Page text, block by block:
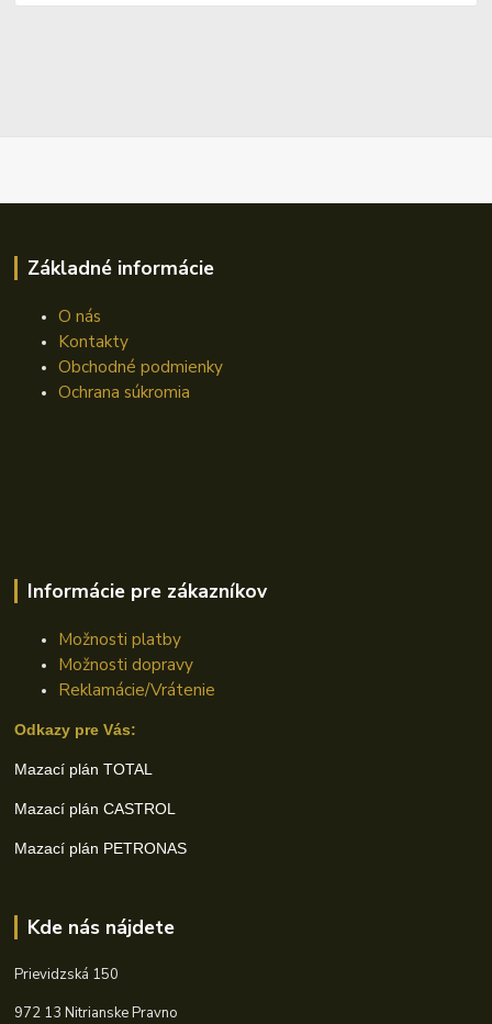
Základné informácie
O nás
Kontakty
Obchodné podmienky
Ochrana súkromia
Informácie pre zákazníkov
Možnosti platby
Možnosti dopravy
Reklamácie/Vrátenie
Odkazy pre Vás:
Mazací plán TOTAL
Mazací plán CASTROL
Mazací plán PETRONAS
Kde nás nájdete
Prievidzská 150
972 13 Nitrianske Pravno